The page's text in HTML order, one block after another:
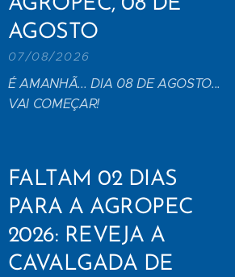
AGROPEC, 08 DE
AGOSTO
07/08/2026
É AMANHÃ... DIA 08 DE AGOSTO...
VAI COMEÇAR!
FALTAM 02 DIAS
PARA A AGROPEC
2026: REVEJA A
CAVALGADA DE